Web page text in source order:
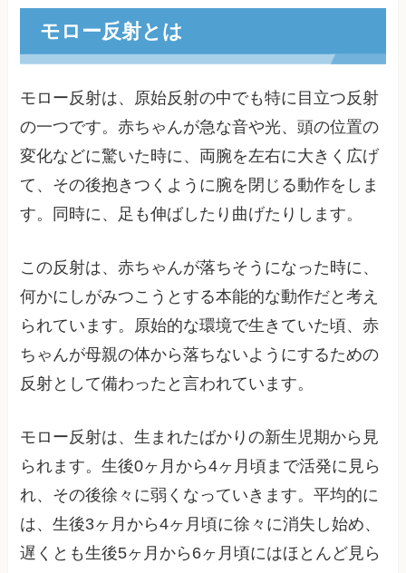
モロー反射とは
モロー反射は、原始反射の中でも特に目立つ反射
の一つです。赤ちゃんが急な音や光、頭の位置の
変化などに驚いた時に、両腕を左右に大きく広げ
て、その後抱きつくように腕を閉じる動作をしま
す。同時に、足も伸ばしたり曲げたりします。
この反射は、赤ちゃんが落ちそうになった時に、
何かにしがみつこうとする本能的な動作だと考え
られています。原始的な環境で生きていた頃、赤
ちゃんが母親の体から落ちないようにするための
反射として備わったと言われています。
モロー反射は、生まれたばかりの新生児期から見
られます。生後0ヶ月から4ヶ月頃まで活発に見ら
れ、その後徐々に弱くなっていきます。平均的に
は、生後3ヶ月から4ヶ月頃に徐々に消失し始め、
遅くとも生後5ヶ月から6ヶ月頃にはほとんど見ら